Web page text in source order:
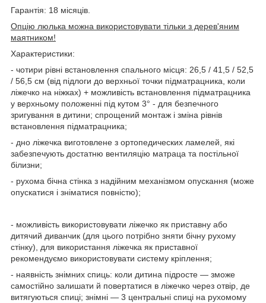
Гарантія: 18 місяців.
Опцію люлька можна використовувати тільки з дерев'яним
маятником!
Характеристики:
- чотири рівні встановлення спального місця: 26,5 / 41,5 / 52,5
/ 56,5 см (від підлоги до верхньої точки підматрацника, коли
ліжечко на ніжках) + можливість встановлення підматрацника
у верхньому положенні під кутом 3° - для безпечного
зригування в дитини; спрощений монтаж і зміна рівнів
встановлення підматрацника;
- дно ліжечка виготовлене з ортопедических ламелей, які
забезпечують достатню вентиляцію матраца та постільної
білизни;
- рухома бічна стінка з надійним механізмом опускання (може
опускатися і зніматися повністю);
- можливість використовувати ліжечко як приставну або
дитячий диванчик (для цього потрібно зняти бічну рухому
стінку), для використання ліжечка як приставної
рекомендуємо використовувати систему кріплення;
- наявність знімних спиць: коли дитина підросте — зможе
самостійно залишати й повертатися в ліжечко через отвір, де
витягуються спиці; знімні — 3 центральні спиці на рухомому